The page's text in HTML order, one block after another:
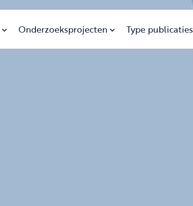
Onderzoeksprojecten Type publicaties